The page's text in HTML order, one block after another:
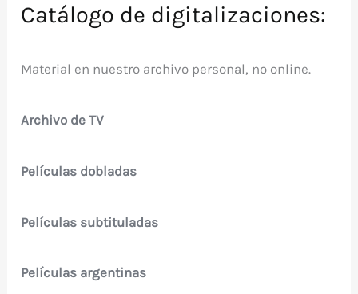
Catálogo de digitalizaciones:
Material en nuestro archivo personal, no online.
Archivo de TV
Películas dobladas
Películas subtituladas
Películas argentinas